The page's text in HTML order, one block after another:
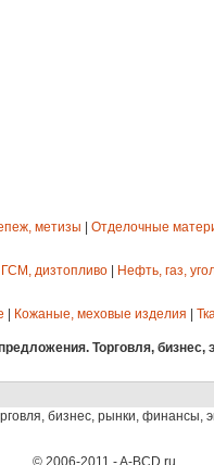
метизы Отделочные
ГСМ, дизтопливо Нефть, газ,
Кожаные, меховые изделия
Торговля, бизнес,
бизнес, рынки,
© 2006-2011 - A-BCD.ru